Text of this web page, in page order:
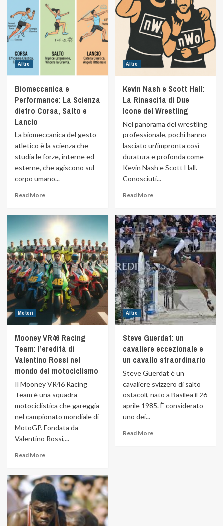
Altro
Biomeccanica e
Performance: La Scienza
dietro Corsa, Salto e
Lancio
La biomeccanica del gesto
atletico è la scienza che
studia le forze, interne ed
esterne, che agiscono sul
corpo umano...
Read More
Altro
Kevin Nash e Scott Hall:
La Rinascita di Due
Icone del Wrestling
Nel panorama del wrestling
professionale, pochi hanno
lasciato un'impronta così
duratura e profonda come
Kevin Nash e Scott Hall.
Conosciuti...
Read More
Motori
Mooney VR46 Racing
Team: l’eredità di
Valentino Rossi nel
mondo del motociclismo
Il Mooney VR46 Racing
Team è una squadra
motociclistica che gareggia
nel campionato mondiale di
MotoGP. Fondata da
Valentino Rossi,...
Read More
Altro
Steve Guerdat: un
cavaliere eccezionale e
un cavallo straordinario
Steve Guerdat è un
cavaliere svizzero di salto
ostacoli, nato a Basilea il 26
aprile 1985. È considerato
uno dei...
Read More